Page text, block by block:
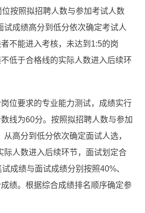
按照拟招聘人数与参加考试人数
试成绩高分到低分依次确定考试人
不能进入考核，未达到1:5的岗
低于合格线的实际人数进入后续环
位要求的专业能力测试，成绩实行
线为60分。按照拟招聘人数与参加
高分到低分依次确定面试人选，
际人数进入后续环节，面试划定合
成绩与面试成绩分别按照40%、
绩。根据综合成绩排名顺序确定参